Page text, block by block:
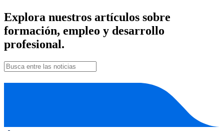
Explora nuestros artículos sobre
formación, empleo y desarrollo
profesional.